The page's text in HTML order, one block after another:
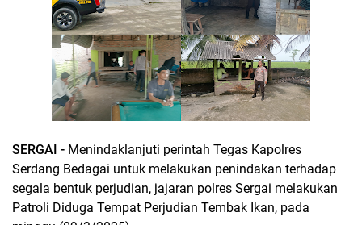
SERGAI - Menindaklanjuti perintah Tegas Kapolres
Serdang Bedagai untuk melakukan penindakan terhadap
segala bentuk perjudian, jajaran polres Sergai melakukan
Patroli Diduga Tempat Perjudian Tembak Ikan, pada